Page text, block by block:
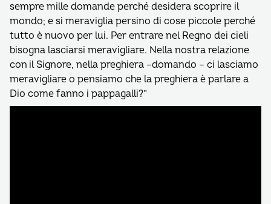
sempre mille domande perché desidera scoprire il
mondo; e si meraviglia persino di cose piccole perché
tutto è nuovo per lui. Per entrare nel Regno dei cieli
bisogna lasciarsi meravigliare. Nella nostra relazione
con il Signore, nella preghiera –domando – ci lasciamo
meravigliare o pensiamo che la preghiera è parlare a
Dio come fanno i pappagalli?”